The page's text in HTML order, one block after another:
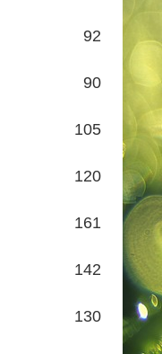
92
90
105
120
161
142
130